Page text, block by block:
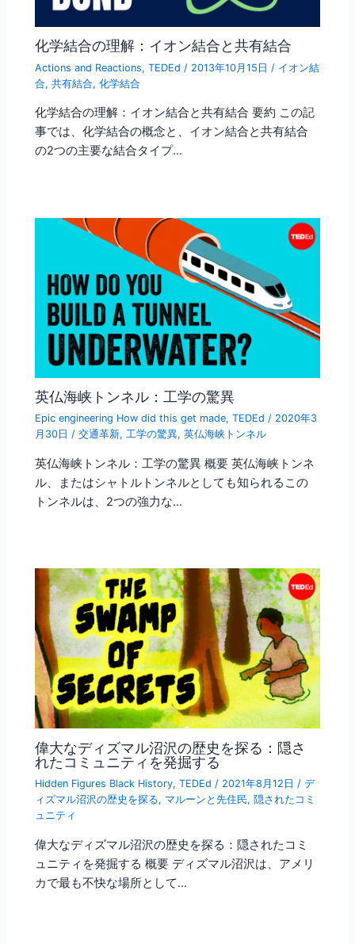
化学結合の理解：イオン結合と共有結合
Actions and Reactions,TEDEd / 2013年10月15日 / イオン結
合,共有結合,化学結合
化学結合の理解：イオン結合と共有結合 要約 この記
事では、化学結合の概念と、イオン結合と共有結合
の2つの主要な結合タイプ…
英仏海峡トンネル：工学の驚異
Epic engineering How did this get made,TEDEd / 2020年3
月30日/交通革新,工学の驚異,英仏海峡トンネル
英仏海峡トンネル：工学の驚異 概要 英仏海峡トンネ
ル、またはシャトルトンネルとしても知られるこの
トンネルは、2つの強力な…
偉大なディズマル沼沢の歴史を探る：隠さ
れたコミュニティを発掘する
Hidden Figures Black History,TEDEd / 2021年8月12日/デ
ィズマル沼沢の歴史を探る, マルーンと先住民, 隠されたコミ
ュニティ
偉大なディズマル沼沢の歴史を探る：隠されたコミ
ュニティを発掘する 概要 ディズマル沼沢は、アメリ
カで最も不快な場所として…